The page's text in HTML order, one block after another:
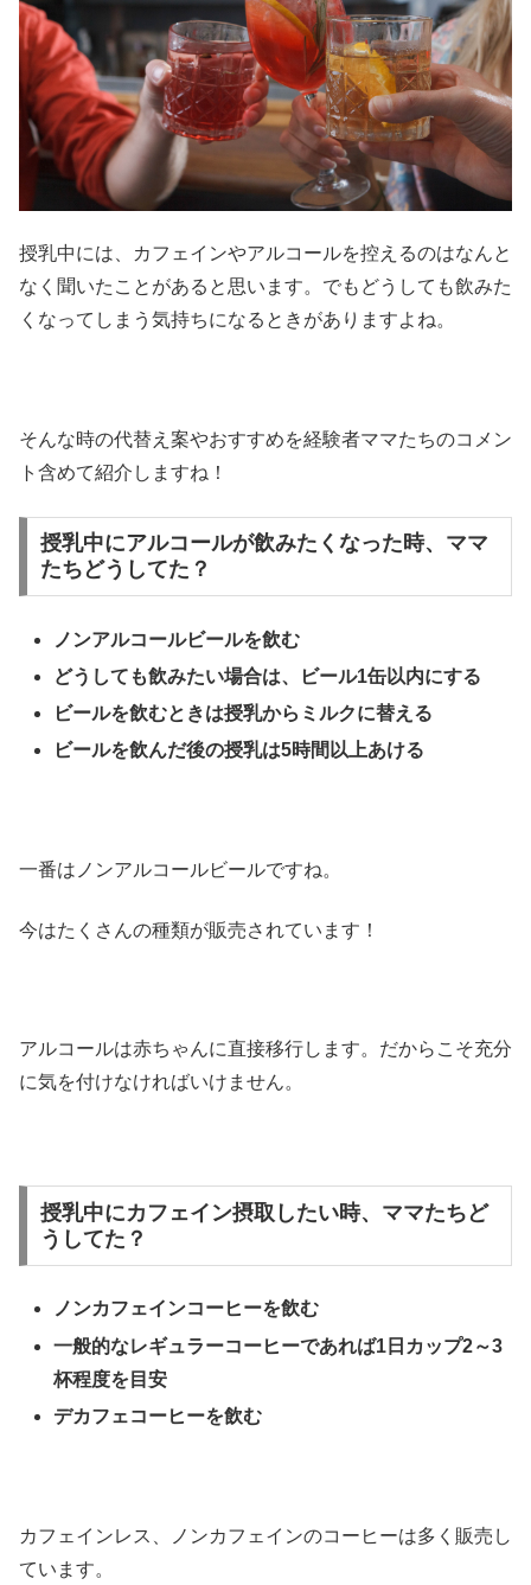
授乳中には、カフェインやアルコールを控えるのはなんと
なく聞いたことがあると思います。でもどうしても飲みた
くなってしまう気持ちになるときがありますよね。
そんな時の代替え案やおすすめを経験者ママたちのコメン
ト含めて紹介しますね！
授乳中にアルコールが飲みたくなった時、ママ
たちどうしてた？
ノンアルコールビールを飲む
どうしても飲みたい場合は、ビール1缶以内にする
ビールを飲むときは授乳からミルクに替える
ビールを飲んだ後の授乳は5時間以上あける
一番はノンアルコールビールですね。
今はたくさんの種類が販売されています！
アルコールは赤ちゃんに直接移行します。だからこそ充分
に気を付けなければいけません。
授乳中にカフェイン摂取したい時、ママたちど
うしてた？
ノンカフェインコーヒーを飲む
一般的なレギュラーコーヒーであれば1 日カップ2～3
杯程度を目安
デカフェコーヒーを飲む
カフェインレス、ノンカフェインのコーヒーは多く販売し
ています。